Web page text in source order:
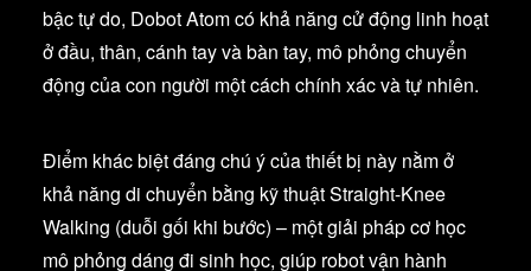
bậc tự do, Dobot Atom có khả năng cử động linh hoạt
ở đầu, thân, cánh tay và bàn tay, mô phỏng chuyển
động của con người một cách chính xác và tự nhiên.
Điểm khác biệt đáng chú ý của thiết bị này nằm ở
khả năng di chuyển bằng kỹ thuật Straight-Knee
Walking (duỗi gối khi bước) – một giải pháp cơ học
mô phỏng dáng đi sinh học, giúp robot vận hành